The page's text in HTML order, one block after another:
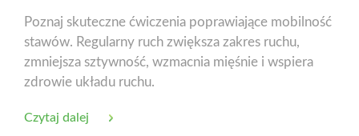
Poznaj skuteczne ćwiczenia poprawiające mobilność
stawów. Regularny ruch zwiększa zakres ruchu,
zmniejsza sztywność, wzmacnia mięśnie i wspiera
zdrowie układu ruchu.
Czytaj dalej